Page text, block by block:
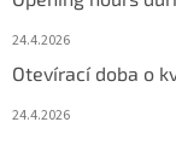
24.4.2026
Otevírací doba o
24.4.2026